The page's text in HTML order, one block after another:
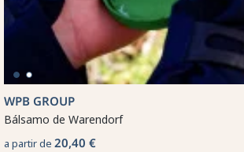
WPB GROUP
Bálsamo de Warendorf
a partir de 20,40 €